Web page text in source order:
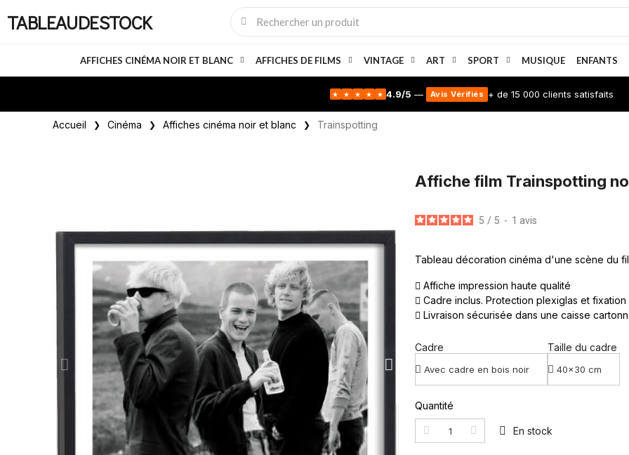
TABLEAUDESTOCK
AFFICHES CINÉMA NOIR ET BLANC AFFICHES DE FILMS VINTAGE ART SPORT MUSIQUE ENFANTS
★ ★ ★ ★ ★ 4.9/5 — Avis Vérifiés + de 15 000 clients satisfaits
Accueil Cinéma Affiches cinéma noir et blanc Trainspotting
Affiche film Trainspotting
5 / 5 - 1 avis
Tableau décoration cinéma d'une scène du
Affiche impression haute qualité
Cadre inclus. Protection plexiglas et
Livraison sécurisée dans une caisse
Cadre Taille du cadre
Quantité
En stock